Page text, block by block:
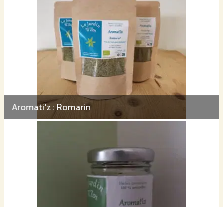
Aromati'z : Romarin